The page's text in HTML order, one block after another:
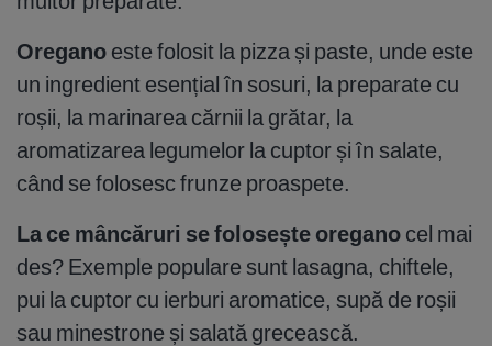
Oregano este folosit la pizza și paste, unde este
un ingredient esențial în sosuri, la preparate cu
roșii, la marinarea cărnii la grătar, la
aromatizarea legumelor la cuptor și în salate,
când se folosesc frunze proaspete.
La ce mâncăruri se folosește oregano cel mai
des? Exemple populare sunt lasagna, chiftele,
pui la cuptor cu ierburi aromatice, supă de roșii
sau minestrone și salată grecească.